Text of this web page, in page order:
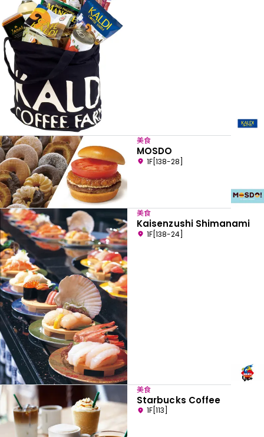
美食
MOSDO
1F[138-28]
美食
Kaisenzushi Shimanami
1F[138-24]
美食
Starbucks Coffee
1F[113]